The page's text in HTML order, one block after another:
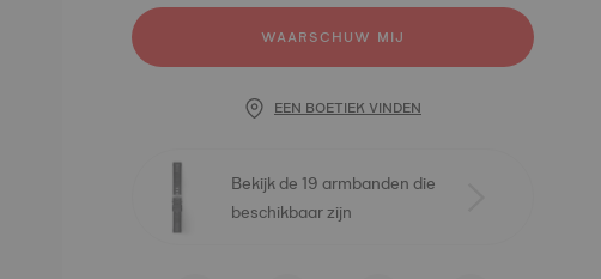
WAARSCHUW MIJ
EEN BOETIEK VINDEN
Bekijk de 19 armbanden die
beschikbaar zijn